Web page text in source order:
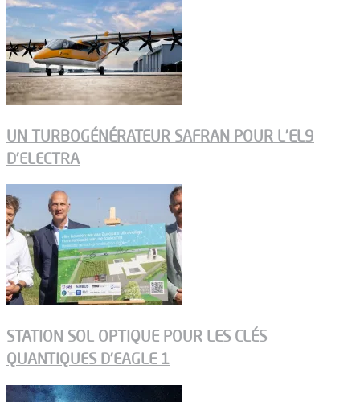
UN TURBOGÉNÉRATEUR SAFRAN POUR L’EL9
D’ELECTRA
STATION SOL OPTIQUE POUR LES CLÉS
QUANTIQUES D’EAGLE 1